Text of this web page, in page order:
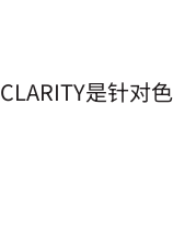
CLARITY是针对